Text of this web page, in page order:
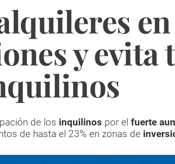
y evita
de los inquilinos por el fuerte
de hasta el 23% en zonas de